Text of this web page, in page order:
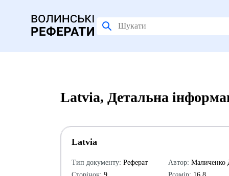
Latvia, Детальна
Latvia
Тип документу: Реферат
Автор: Маличенко